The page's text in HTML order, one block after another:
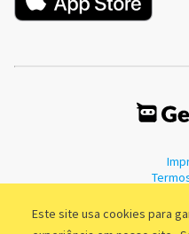
Este site usa cookies para